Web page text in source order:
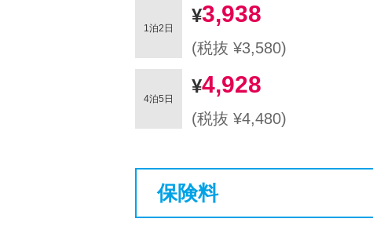
1泊2日
3,938
(税抜 ¥3,580)
4泊5日
4,928
(税抜 ¥4,480)
保険料